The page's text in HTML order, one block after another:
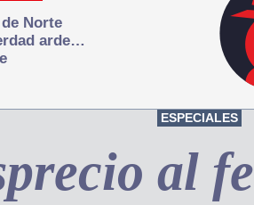
Norte
arde…
ESPECIALES
al